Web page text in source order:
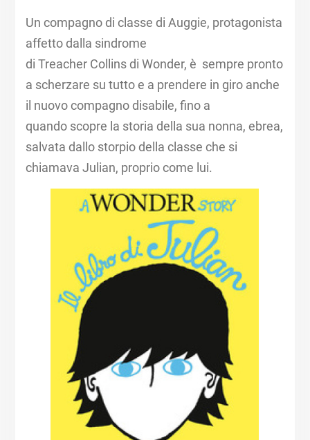
Un compagno di classe di Auggie, protagonista
affetto dalla sindrome
di Treacher Collins di Wonder, è sempre pronto
a scherzare su tutto e a prendere in giro anche
il nuovo compagno disabile, fino a
quando scopre la storia della sua nonna, ebrea,
salvata dallo storpio della classe che si
chiamava Julian, proprio come lui.